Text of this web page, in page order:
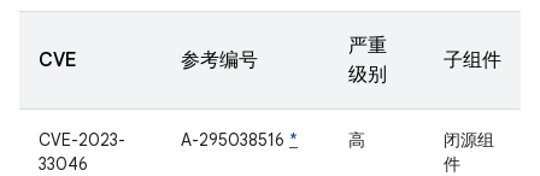
CVE 参考编号
严重
级别
子组件
CVE-2023-
33046
A-295038516 * 高
闭源组
件